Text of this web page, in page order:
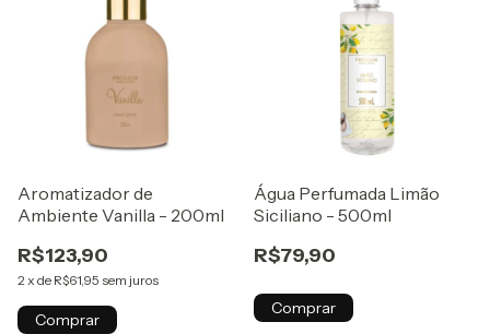
Aromatizador de
Ambiente Vanilla - 200ml
R$123,90
2 x de R$61,95 sem juros
Comprar
Água Perfumada Limão
Siciliano - 500ml
R$79,90
Comprar